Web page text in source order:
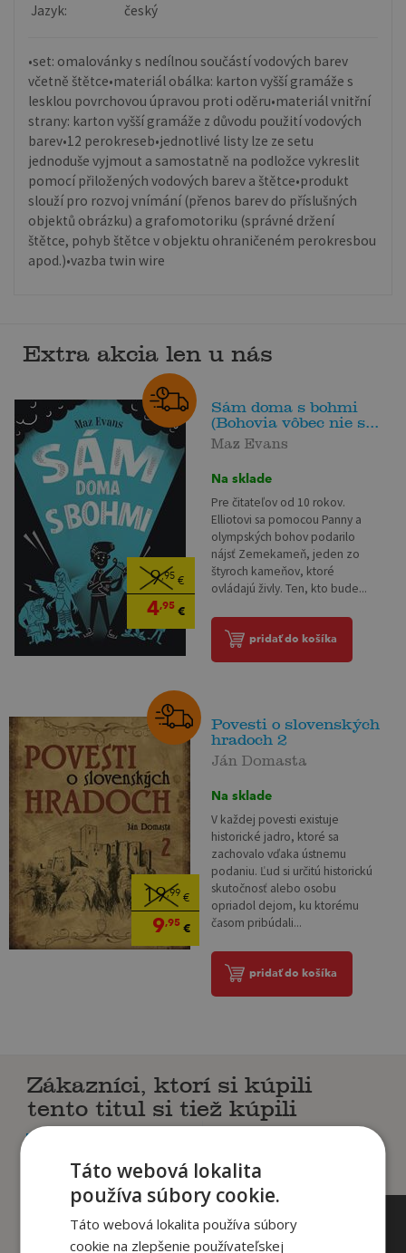
Jazyk:
český
•set: omalovánky s nedílnou součástí vodových barev
včetně štětce•materiál obálka: karton vyšší gramáže s
lesklou povrchovou úpravou proti oděru•materiál vnitřní
strany: karton vyšší gramáže z důvodu použití vodových
barev•12 perokreseb•jednotlivé listy lze ze setu
jednoduše vyjmout a samostatně na podložce vykreslit
pomocí přiložených vodových barev a štětce•produkt
slouží pro rozvoj vnímání (přenos barev do příslušných
objektů obrázku) a grafomotoriku (správné držení
štětce, pohyb štětce v objektu ohraničeném perokresbou
apod.)•vazba twin wire
Extra akcia len u nás
9,95 €
4,95 €
Sám doma s bohmi
(Bohovia vôbec nie s...
Maz Evans
Na sklade
Pre čitateľov od 10 rokov.
Elliotovi sa pomocou Panny a
olympských bohov podarilo
nájsť Zemekameň, jeden zo
štyroch kameňov, ktoré
ovládajú živly. Ten, kto bude...
pridať do košíka
19,99 €
9,95€
Povesti o slovenských
hradoch 2
Ján Domasta
Na sklade
V každej povesti existuje
historické jadro, ktoré sa
zachovalo vďaka ústnemu
podaniu. Ľud si určitú historickú
skutočnosť alebo osobu
opriadol dejom, ku ktorému
časom pribúdali...
pridať do košíka
Zákazníci, ktorí si kúpili
tento titul si tiež kúpili
Táto webová lokalita
používa súbory cookie.
Táto webová lokalita používa súbory
cookie na zlepšenie používateľskej